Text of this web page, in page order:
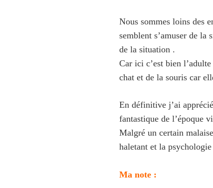
Nous sommes loins des
semblent s’amuser de la
de la situation .
Car ici c’est bien
chat et de la souris car
En définitive j’ai
fantastique de l’époque
Malgré un certain
haletant et la
Ma note :